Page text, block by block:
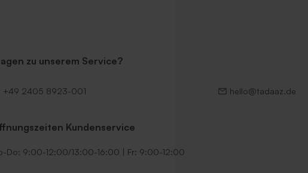
zu unserem Service?
+49 2405 8923-001 hello@tadaaz.de
Kundenservice
Do: 9:00-12:00/13:00-16:00 | Fr: 9:00-12:00